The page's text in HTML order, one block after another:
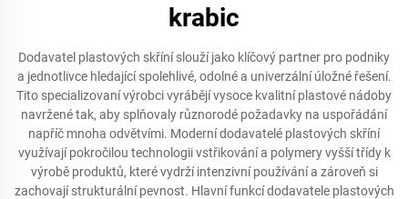
krabic
Dodavatel plastových skříní slouží jako klíčový partner pro podniky
a jednotlivce hledající spolehlivé, odolné a univerzální úložné řešení.
Tito specializovaní výrobci vyrábějí vysoce kvalitní plastové nádoby
navržené tak, aby splňovaly různorodé požadavky na uspořádání
napříč mnoha odvětvími. Moderní dodavatelé plastových skříní
využívají pokročilou technologii vstřikování a polymery vyšší třídy k
výrobě produktů, které vydrží intenzivní používání a zároveň si
zachovají strukturální pevnost. Hlavní funkcí dodavatele plastových